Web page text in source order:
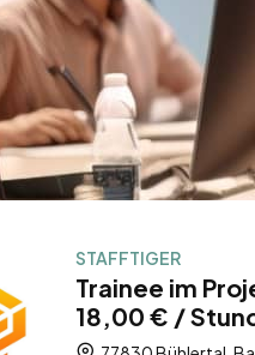
STAFFTIGER
Trainee im
18,00 € /